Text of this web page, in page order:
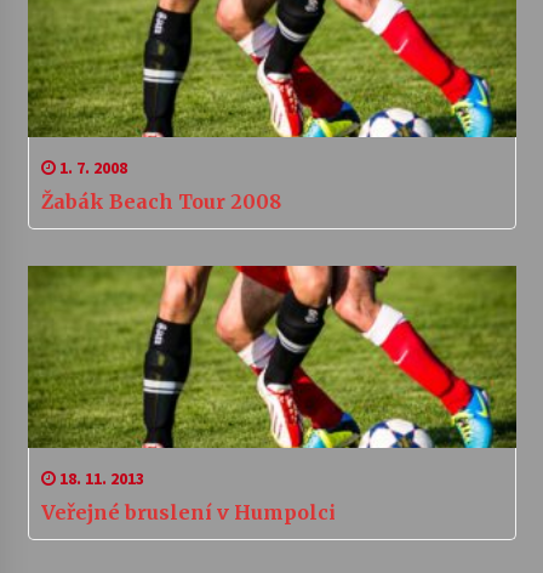
1. 7. 2008
Žabák Beach Tour 2008
18. 11. 2013
Veřejné bruslení v Humpolci